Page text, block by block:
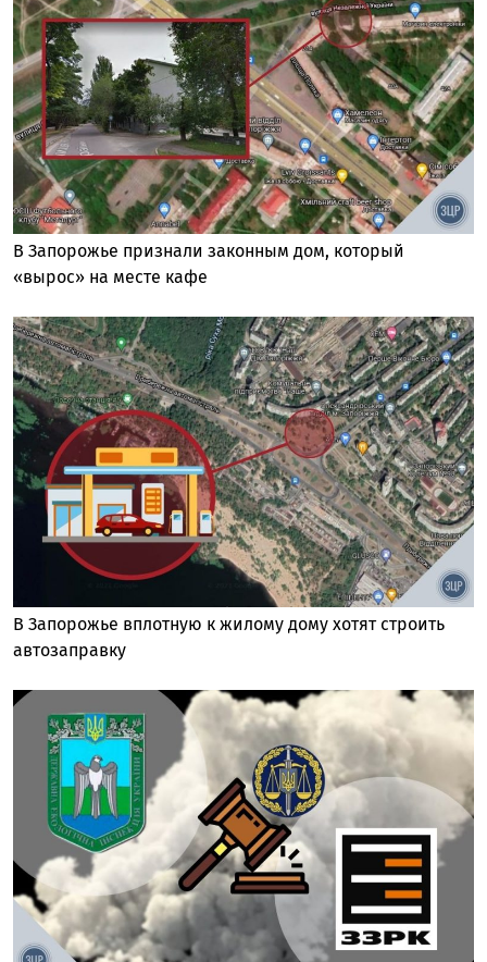
В Запорожье признали законным дом, который
«вырос» на месте кафе
В Запорожье вплотную к жилому дому хотят строить
автозаправку